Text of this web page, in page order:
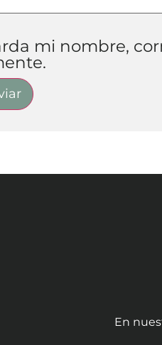
mi nombre,
En